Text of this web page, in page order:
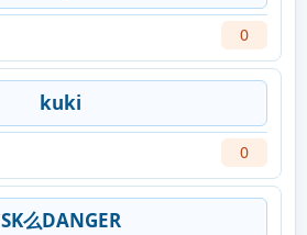
0
kuki
0
SK么DANGER